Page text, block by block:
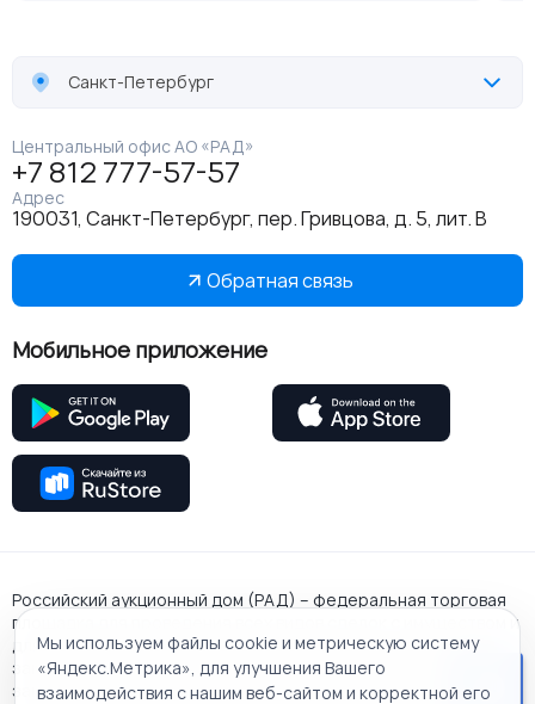
Санкт-Петербург
Центральный офис АО «РАД»
+7 812 777-57-57
Адрес
190031, Санкт-Петербург, пер. Гривцова, д. 5, лит. В
Обратная связь
Мобильное приложение
Российский аукционный дом (РАД) – федеральная торговая
площадка для проведения всех видов сделок с имуществом и
для работы в рамках государственного и корпоративного
заказа. Входит в перечень федеральных площадок по
закупкам: 44-ФЗ, 223-ФЗ, 615-ПП РФ. Основан 31.08.2009 в
Мы используем файлы cookie и метрическую систему
«Яндекс.Метрика», для улучшения Вашего
взаимодействия с нашим веб-сайтом и корректной его